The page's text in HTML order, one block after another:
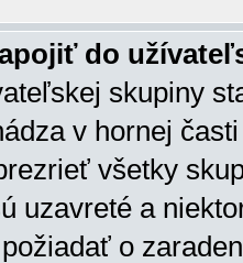
do
skupiny
v hornej
všetky
uzavreté a
o